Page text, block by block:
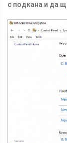
с подкана и да